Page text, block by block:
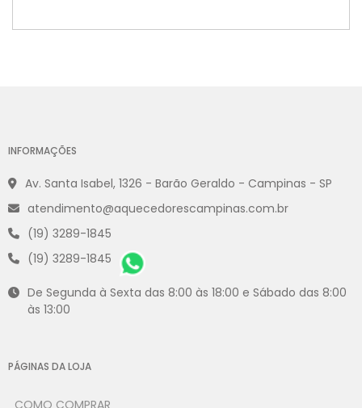
INFORMAÇÕES
Av. Santa Isabel, 1326 - Barão Geraldo - Campinas - SP
atendimento@aquecedorescampinas.com.br
(19) 3289-1845
(19) 3289-1845
De Segunda à Sexta das 8:00 às 18:00 e Sábado das 8:00
às 13:00
PÁGINAS DA LOJA
COMO COMPRAR